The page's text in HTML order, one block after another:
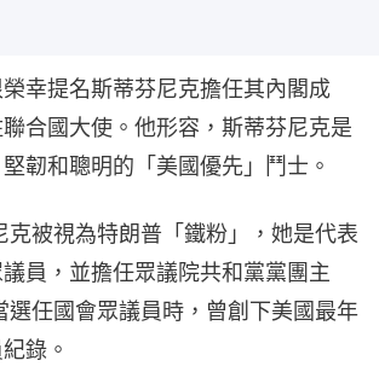
幸提名斯蒂芬尼克擔任其內閣成
合國大使。他形容，斯蒂芬尼克是
韌和聰明的「美國優先」鬥士。
被視為特朗普「鐵粉」，她是代表
員，並擔任眾議院共和黨黨團主
選任國會眾議員時，曾創下美國最年
錄。